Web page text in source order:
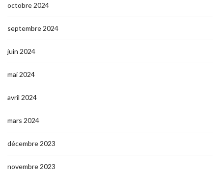
octobre 2024
septembre 2024
juin 2024
mai 2024
avril 2024
mars 2024
décembre 2023
novembre 2023